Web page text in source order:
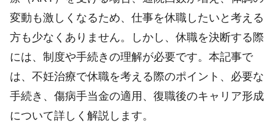
変動も激しくなるため、仕事を休職したいと考える
方も少なくありません。しかし、休職を決断する際
には、制度や手続きの理解が必要です。本記事で
は、不妊治療で休職を考える際のポイント、必要な
手続き、傷病手当金の適用、復職後のキャリア形成
について詳しく解説します。